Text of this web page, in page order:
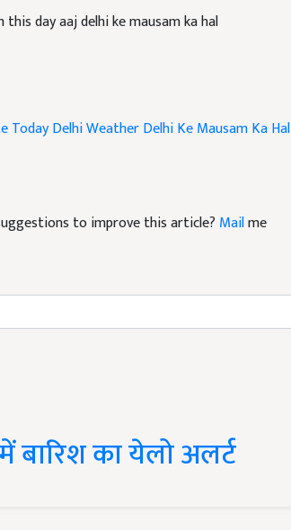
day aaj delhi ke mausam ka hal
Today Delhi WeatherDelhi Ke Mausam Ka Hal
to improve this article? Mailme
बारिश का येलो अलर्ट